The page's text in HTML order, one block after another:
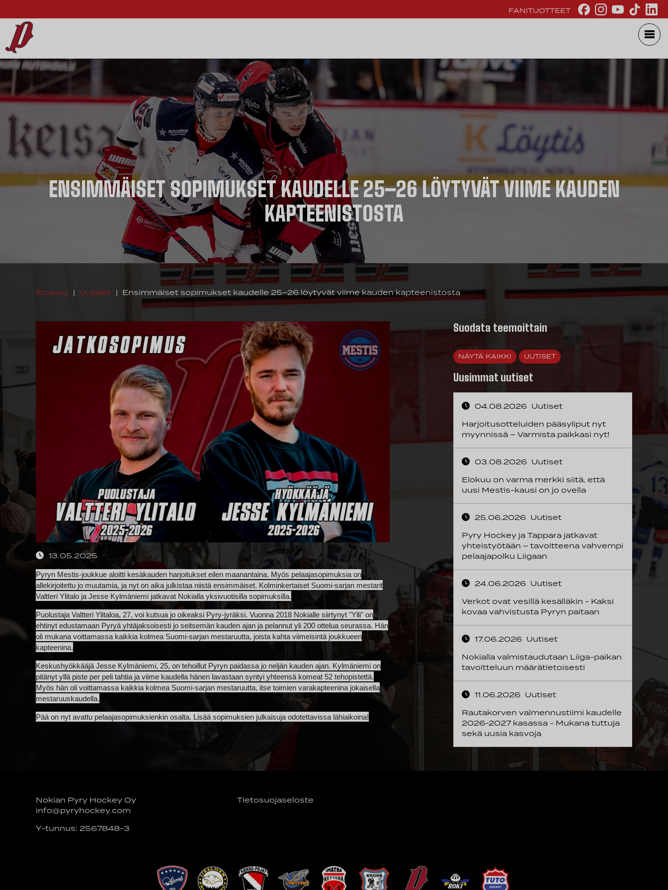
FANITUOTTEET
ENSIMMÄISET SOPIMUKSET KAUDELLE 25–26 LÖYTYVÄT VIIME KAUDEN
KAPTEENISTOSTA
Etusivu | Uutiset | Ensimmäiset sopimukset kaudelle 25–26 löytyvät viime kauden kapteenistosta
13.05.2025
Pyryn Mestis-joukkue aloitti kesäkauden harjoitukset eilen maanantaina. Myös pelaajasopimuksia on
allekirjoitettu jo muutamia, ja nyt on aika julkistaa niistä ensimmäiset. Kolminkertaiset Suomi-sarjan mestarit
Valtteri Ylitalo ja Jesse Kylmäniemi jatkavat Nokialla yksivuotisilla sopimuksilla.
Puolustaja Valtteri Ylitaloa, 27, voi kutsua jo oikeaksi Pyry-jyräksi. Vuonna 2018 Nokialle siirtynyt "Ylli" on
ehtinyt edustamaan Pyryä yhtäjaksoisesti jo seitsemän kauden ajan ja pelannut yli 200 ottelua seurassa. Hän
oli mukana voittamassa kaikkia kolmea Suomi-sarjan mestaruutta, joista kahta viimeisintä joukkueen
kapteenina.
Keskushyökkääjä Jesse Kylmäniemi, 25, on tehoillut Pyryn paidassa jo neljän kauden ajan. Kylmäniemi on
pitänyt yllä piste per peli tahtia ja viime kaudella hänen lavastaan syntyi yhteensä komeat 52 tehopistettä.
Myös hän oli voittamassa kaikkia kolmea Suomi-sarjan mestaruutta, itse toimien varakapteenina jokaisella
mestaruuskaudella.
Pää on nyt avattu pelaajasopimuksienkin osalta. Lisää sopimuksien julkaisuja odotettavissa lähiaikoina!
Suodata teemoittain
NÄYTÄ KAIKKI UUTISET
Uusimmat uutiset
04.08.2026 Uutiset
Harjoitusotteluiden pääsyliput nyt
myynnissä – Varmista paikkasi nyt!
03.08.2026 Uutiset
Elokuu on varma merkki siitä, että
uusi Mestis-kausi on jo ovella
25.06.2026 Uutiset
Pyry Hockey ja Tappara jatkavat
yhteistyötään – tavoitteena vahvempi
pelaajapolku Liigaan
24.06.2026 Uutiset
Verkot ovat vesillä kesälläkin - Kaksi
kovaa vahvistusta Pyryn paitaan
17.06.2026 Uutiset
Nokialla valmistaudutaan Liiga-paikan
tavoitteluun määrätietoisesti
11.06.2026 Uutiset
Rautakorven valmennustiimi kaudelle
2026-2027 kasassa - Mukana tuttuja
sekä uusia kasvoja
Nokian Pyry Hockey Oy
info@pyryhockey.com
Y-tunnus: 2567848-3
Tietosuojaseloste